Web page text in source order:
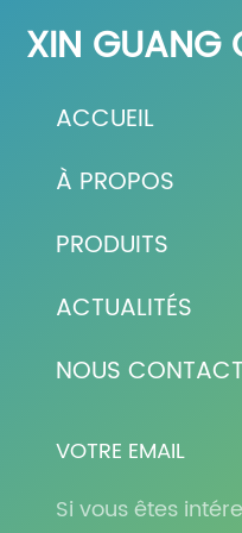
XIN GUANG
ACCUEIL
À PROPOS
PRODUITS
ACTUALITÉS
NOUS
VOTRE EMAIL
Si vous êtes